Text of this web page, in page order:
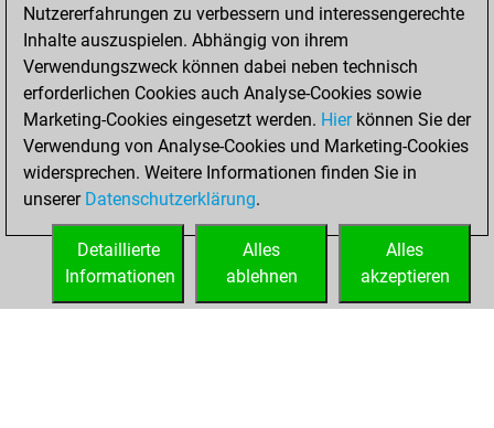
You achieved a
BeautyScore of 12
new Elo of 1610
You created
your Fritz account
You created
your Studies account
Studies
Nutzererfahrungen zu verbessern und interessengerechte
Inhalte auszuspielen. Abhängig von ihrem
Verwendungszweck können dabei neben technisch
erforderlichen Cookies auch Analyse-Cookies sowie
Marketing-Cookies eingesetzt werden. Hierkönnen Sie der
Verwendung von Analyse-Cookies und Marketing-Cookies
widersprechen. Weitere Informationen finden Sie in
unserer Datenschutzerklärung.
Alles
akzeptieren
Alles
ablehnen
Detaillierte
Informationen